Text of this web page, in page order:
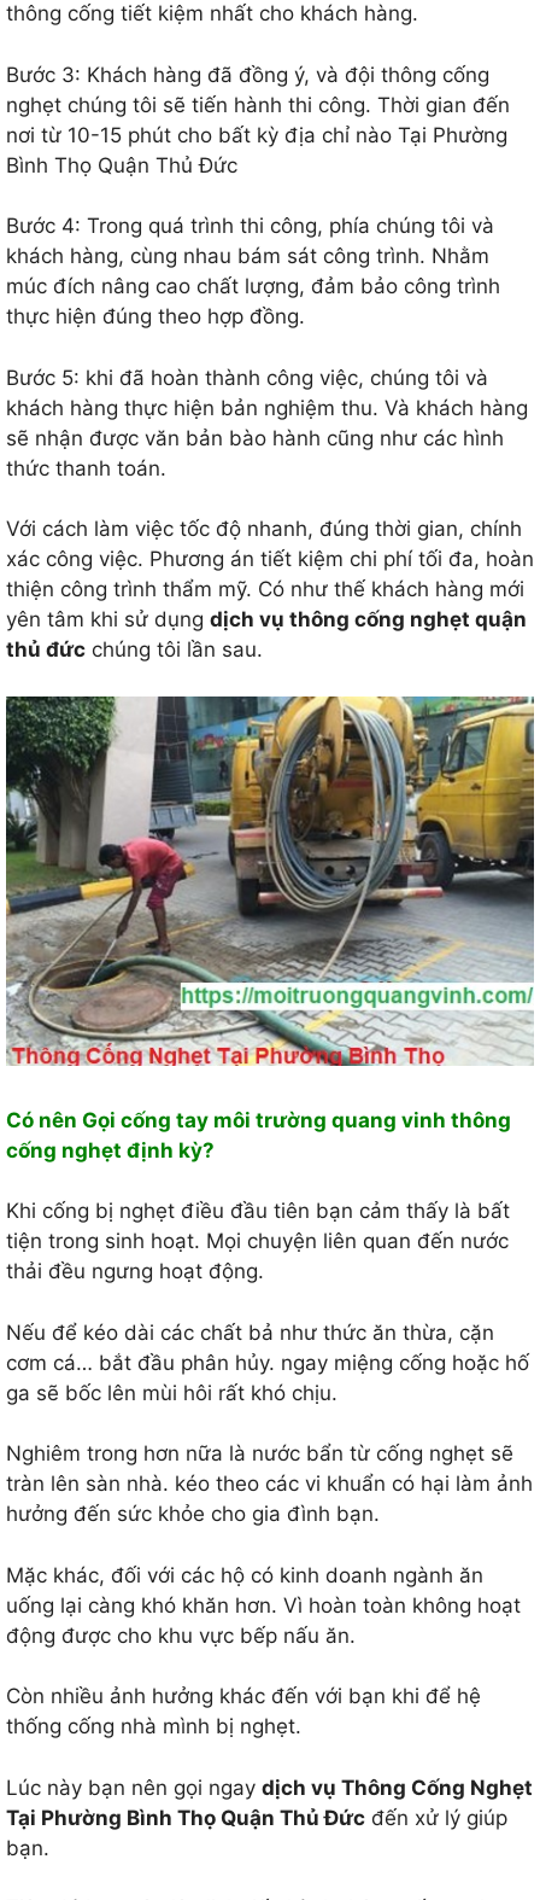
thông cống tiết kiệm nhất cho khách hàng.
Bước 3: Khách hàng đã đồng ý, và đội thông cống
nghẹt chúng tôi sẽ tiến hành thi công. Thời gian đến
nơi từ 10-15 phút cho bất kỳ địa chỉ nào Tại Phường
Bình Thọ Quận Thủ Đức
Bước 4: Trong quá trình thi công, phía chúng tôi và
khách hàng, cùng nhau bám sát công trình. Nhằm
múc đích nâng cao chất lượng, đảm bảo công trình
thực hiện đúng theo hợp đồng.
Bước 5: khi đã hoàn thành công việc, chúng tôi và
khách hàng thực hiện bản nghiệm thu. Và khách hàng
sẽ nhận được văn bản bào hành cũng như các hình
thức thanh toán.
Với cách làm việc tốc độ nhanh, đúng thời gian, chính
xác công việc. Phương án tiết kiệm chi phí tối đa, hoàn
thiện công trình thẩm mỹ. Có như thế khách hàng mới
yên tâm khi sử dụng dịch vụ thông cống nghẹt quận
thủ đức chúng tôi lần sau.
Có nên Gọi cống tay môi trường quang vinh thông
cống nghẹt định kỳ?
Khi cống bị nghẹt điều đầu tiên bạn cảm thấy là bất
tiện trong sinh hoạt. Mọi chuyện liên quan đến nước
thải đều ngưng hoạt động.
Nếu để kéo dài các chất bả như thức ăn thừa, cặn
cơm cá… bắt đầu phân hủy. ngay miệng cống hoặc hố
ga sẽ bốc lên mùi hôi rất khó chịu.
Nghiêm trong hơn nữa là nước bẩn từ cống nghẹt sẽ
tràn lên sàn nhà. kéo theo các vi khuẩn có hại làm ảnh
hưởng đến sức khỏe cho gia đình bạn.
Mặc khác, đối với các hộ có kinh doanh ngành ăn
uống lại càng khó khăn hơn. Vì hoàn toàn không hoạt
động được cho khu vực bếp nấu ăn.
Còn nhiều ảnh hưởng khác đến với bạn khi để hệ
thống cống nhà mình bị nghẹt.
Lúc này bạn nên gọi ngay dịch vụ Thông Cống Nghẹt
Tại Phường Bình Thọ Quận Thủ Đức đến xử lý giúp
bạn.